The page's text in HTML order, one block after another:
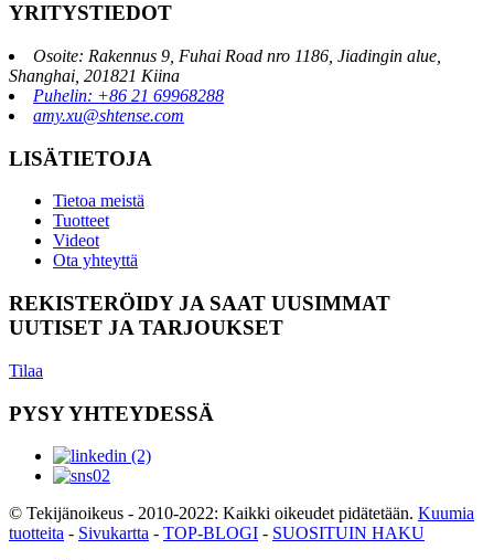
YRITYSTIEDOT
Osoite: Rakennus 9, Fuhai Road nro 1186, Jiadingin alue,
Shanghai, 201821 Kiina
Puhelin: +86 21 69968288
amy.xu@shtense.com
LISÄTIETOJA
Tietoa meistä
Tuotteet
Videot
Ota yhteyttä
REKISTERÖIDY JA SAAT UUSIMMAT
UUTISET JA TARJOUKSET
Tilaa
PYSY YHTEYDESSÄ
© Tekijänoikeus - 2010-2022: Kaikki oikeudet pidätetään. Kuumia
tuotteita - Sivukartta - TOP-BLOGI - SUOSITUIN HAKU